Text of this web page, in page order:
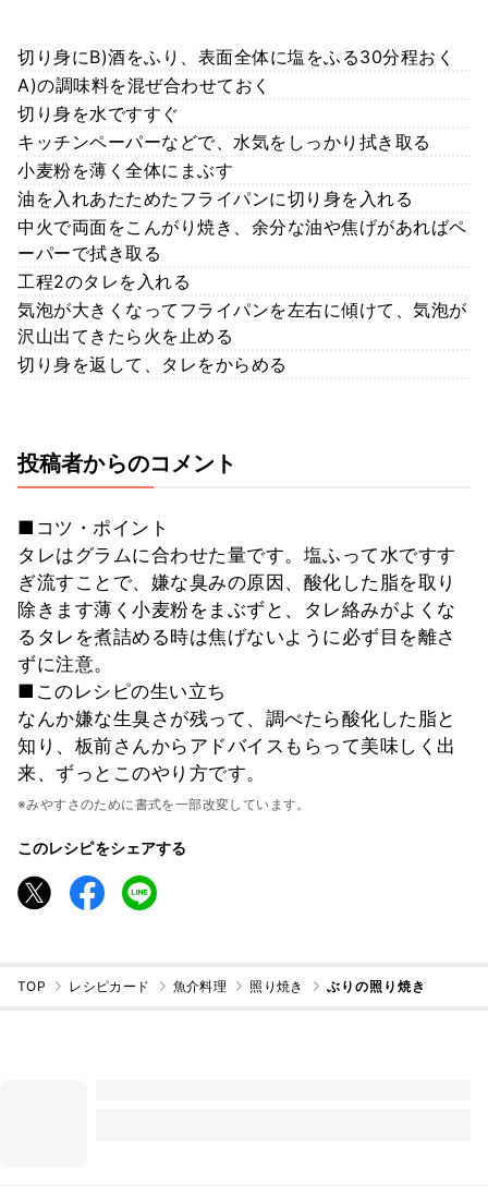
切り身にB)酒をふり、表面全体に塩をふる30分程おく
A)の調味料を混ぜ合わせておく
切り身を水ですすぐ
キッチンペーパーなどで、水気をしっかり拭き取る
小麦粉を薄く全体にまぶす
油を入れあたためたフライパンに切り身を入れる
中火で両面をこんがり焼き、余分な油や焦げがあればペ
ーパーで拭き取る
工程2のタレを入れる
気泡が大きくなってフライパンを左右に傾けて、気泡が
沢山出てきたら火を止める
切り身を返して、タレをからめる
投稿者からのコメント
■コツ・ポイント
タレはグラムに合わせた量です。塩ふって水ですす
ぎ流すことで、嫌な臭みの原因、酸化した脂を取り
除きます薄く小麦粉をまぶずと、タレ絡みがよくな
るタレを煮詰める時は焦げないように必ず目を離さ
ずに注意。
■このレシピの生い立ち
なんか嫌な生臭さが残って、調べたら酸化した脂と
知り、板前さんからアドバイスもらって美味しく出
来、ずっとこのやり方です。
※みやすさのために書式を一部改変しています。
このレシピをシェアする
TOP レシピカード 魚介料理 照り焼き ぶりの照り焼き